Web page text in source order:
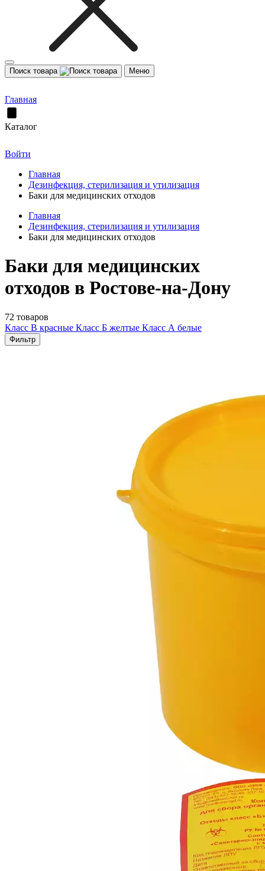
Поиск товара Меню
Главная
Каталог
Войти
Главная
Дезинфекция, стерилизация и утилизация
Баки для медицинских отходов
Главная
Дезинфекция, стерилизация и утилизация
Баки для медицинских отходов
Баки для медицинских
отходов в Ростове-на-Дону
72 товаров
Класс В красные Класс Б желтые Класс А белые
Фильтр